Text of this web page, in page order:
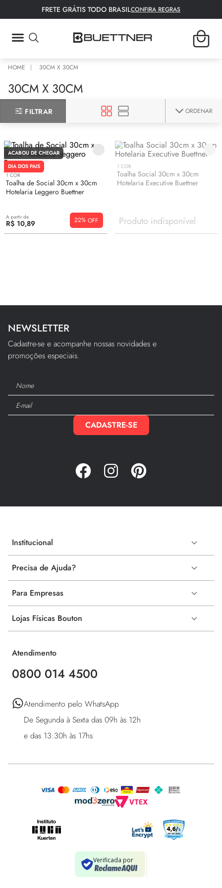
FRETE GRÁTIS TODO BRASILCONFIRA REGRAS
30CM X 30CM
30CM X 30CM
FILTRAR ORDENAR
ACABOU DE CHEGAR
DIA DOS PAIS
1COR
Toalha de Social 30cm x 30cm
Hotelaria Leggero Buettner
A partir de
R$ 10,89 22%
1 COR
Toalha Social 30cm x 30cm
Hotelaria Executive Buettner
Produto indisponível
NEWSLETTER
Cadastre-se e acompanhe nossas novidades e
promoções especiais.
CADASTRE-SE
Institucional
Precisa de Ajuda?
Para Empresas
Lojas Físicas Bouton
Atendimento
0800 014 4500
Atendimento pelo WhatsApp
De Segunda à Sexta das 09h às 12h
e das 13:30h às 17hs
2º
tapete
3
lençol
5º
bambu
6º
toalha rosto
7º
porta travesseiro
9º
10º edredom